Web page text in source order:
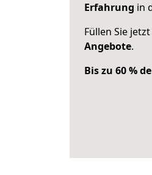
Erfahrung in
Füllen Sie
Angebote.
Bis zu 60 %